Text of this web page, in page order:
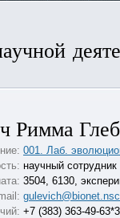
Римма
001. Лаб.
научный сотрудник
3504, 6130,
+7 (383) 363-49-